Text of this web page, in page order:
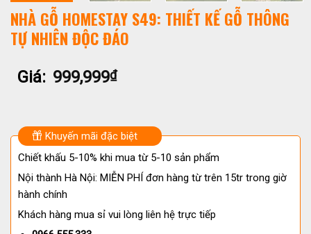
NHÀ GỖ HOMESTAY S49: THIẾT KẾ GỖ THÔNG
TỰ NHIÊN ĐỘC ĐÁO
Giá: 999,999₫
Khuyến mãi đặc biệt
Chiết khấu 5-10% khi mua từ 5-10 sản phẩm
Nội thành Hà Nội: MIỄN PHÍ đơn hàng từ trên 15tr trong giờ
hành chính
Khách hàng mua sỉ vui lòng liên hệ trực tiếp